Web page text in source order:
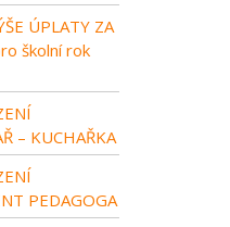
ÚPLATY ZA
školní rok
– KUCHAŘKA
PEDAGOGA